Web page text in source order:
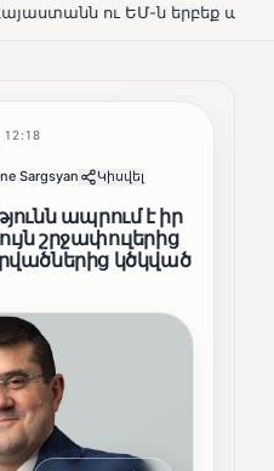
ն երբեք այսքան մոտ չեն
Sargsyan Կիսվել
ապրում է իր
շրջափուլերից
կծկված